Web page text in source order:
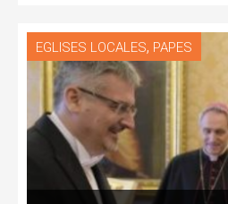
EGLISES LOCALES, PAPES